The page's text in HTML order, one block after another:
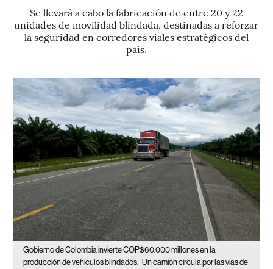
Se llevará a cabo la fabricación de entre 20 y 22
unidades de movilidad blindada, destinadas a reforzar
la seguridad en corredores viales estratégicos del
país.
Gobierno de Colombia invierte COP$60.000 millones en la
producción de vehículos blindados. Un camión circula por las vías de